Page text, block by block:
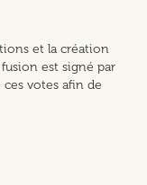
et la création
est signé par
ces votes afin de